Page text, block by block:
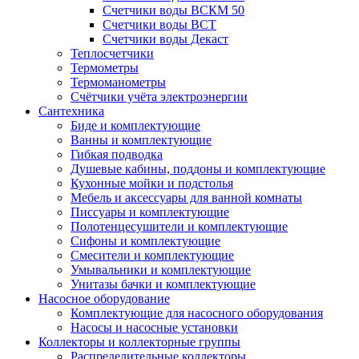
Счетчики воды ВСКМ 50
Счетчики воды ВСТ
Счетчики воды Декаст
Теплосчетчики
Термометры
Термоманометры
Счётчики учёта электроэнергии
Сантехника
Биде и комплектующие
Ванны и комплектующие
Гибкая подводка
Душевые кабины, поддоны и комплектующие
Кухонные мойки и подстолья
Мебель и аксессуары для ванной комнаты
Писсуары и комплектующие
Полотенцесушители и комплектующие
Сифоны и комплектующие
Смесители и комплектующие
Умывальники и комплектующие
Унитазы бачки и комплектующие
Насосное оборудование
Комплектующие для насосного оборудования
Насосы и насосные установки
Коллекторы и коллекторные группы
Распределительные коллекторы